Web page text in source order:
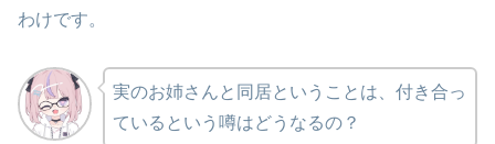
わけです。
実のお姉さんと同居ということは、付き合っ
ているという噂はどうなるの？